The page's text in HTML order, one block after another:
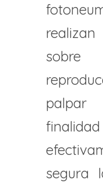
palpar
segura